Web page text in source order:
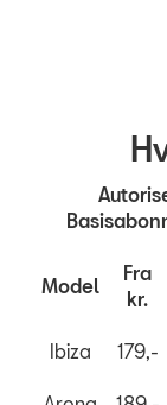
Model
Fra
kr.
Ibiza 179,-